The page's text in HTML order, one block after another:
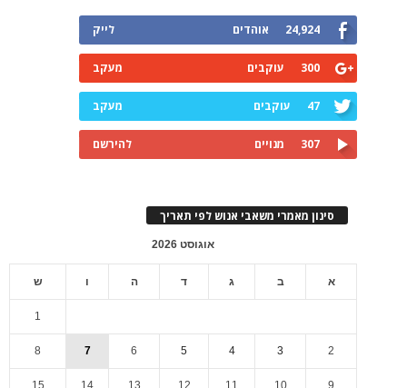
24,924 אוהדים לייק
300 עוקבים מעקב
47 עוקבים מעקב
307 מנויים להירשם
סינון מאמרי משאבי אנוש לפי תאריך
אוגוסט 2026
א ב ג ד ה ו ש
1
2
3
4
5
6
7
8
9
10
11
12
13
14
15